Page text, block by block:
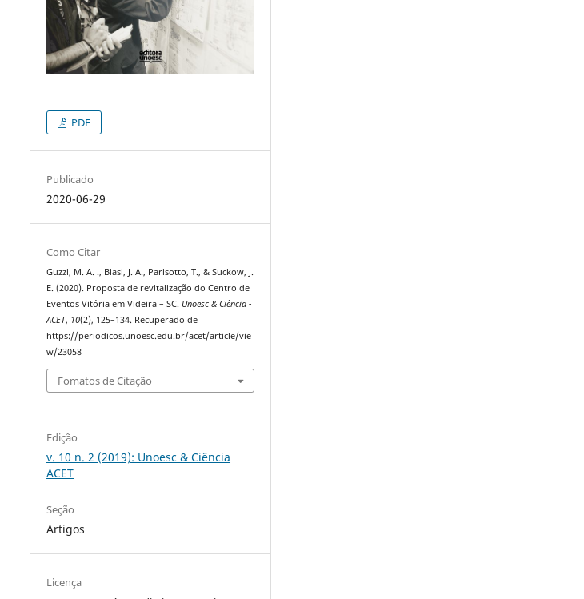
PDF
Publicado
2020-06-29
Como Citar
Guzzi, M. A. ., Biasi, J. A., Parisotto, T., & Suckow, J.
E. (2020). Proposta de revitalização do Centro de
Eventos Vitória em Videira – SC. Unoesc & Ciência -
ACET, 10(2), 125–134. Recuperado de
https://periodicos.unoesc.edu.br/acet/article/vie
w/23058
Fomatos de Citação
Edição
v. 10 n. 2 (2019): Unoesc & Ciência
ACET
Seção
Artigos
Licença